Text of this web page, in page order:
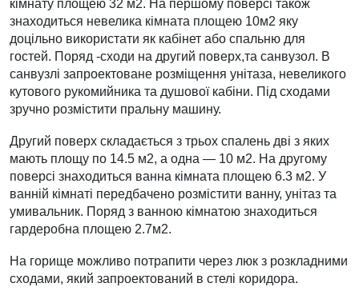
кімнату площею 32 м2. На першому поверсі також
знаходиться невелика кімната площею 10м2 яку
доцільно використати як кабінет або спальню для
гостей. Поряд -сходи на другий поверх,та санвузол. В
санвузлі запроектоване розміщення унітаза, невеликого
кутового рукомийника та душової кабіни. Під сходами
зручно розмістити пральну машину.
Другий поверх складається з трьох спалень дві з яких
мають площу по 14.5 м2, а одна — 10 м2. На другому
поверсі знаходиться ванна кімната площею 6.3 м2. У
ванній кімнаті передбачено розмістити ванну, унітаз та
умивальник. Поряд з ванною кімнатою знаходиться
гардеробна площею 2.7м2.
На горище можливо потрапити через люк з розкладними
сходами, який запроектований в стелі коридора.